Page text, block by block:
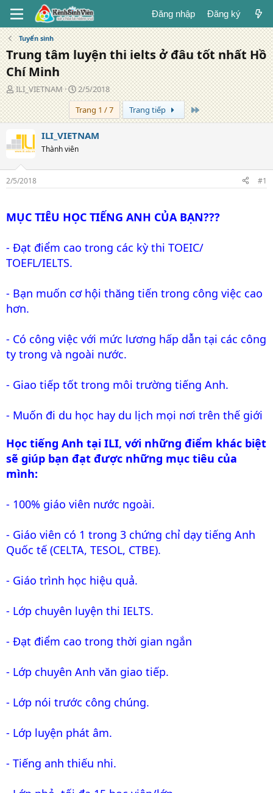
Đăng nhập Đăng ký
Tuyển sinh
Trung tâm luyện thi ielts ở đâu tốt nhất Hồ
Chí Minh
T
á
c
g
i
ả
ILI_VIETNAM
N
g
à
y
đ
n
2/5/2018
Trang 1 / 7
Trang tiếp Trang cuối
ILI_VIETNAM
Thành viên
2/5/2018 #1
MỤC TIÊU HỌC TIẾNG ANH CỦA BẠN???
- Đạt điểm cao trong các kỳ thi TOEIC/
TOEFL/IELTS.
- Bạn muốn cơ hội thăng tiến trong công việc cao
hơn.
- Có công việc với mức lương hấp dẫn tại các công
ty trong và ngoài nước.
- Giao tiếp tốt trong môi trường tiếng Anh.
- Muốn đi du học hay du lịch mọi nơi trên thế giới
Học tiếng Anh tại ILI, với những điểm khác biệt
sẽ giúp bạn đạt được những mục tiêu của
mình:
- 100% giáo viên nước ngoài.
- Giáo viên có 1 trong 3 chứng chỉ dạy tiếng Anh
Quốc tế (CELTA, TESOL, CTBE).
- Giáo trình học hiệu quả.
- Lớp chuyên luyện thi IELTS.
- Đạt điểm cao trong thời gian ngắn
- Lớp chuyên Anh văn giao tiếp.
- Lớp nói trước công chúng.
- Lớp luyện phát âm.
- Tiếng anh thiếu nhi.